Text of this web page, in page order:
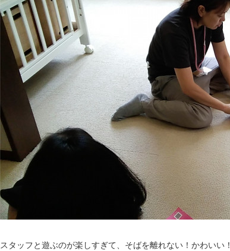
スタッフと遊ぶのが楽しすぎて、そばを離れない！かわいい！